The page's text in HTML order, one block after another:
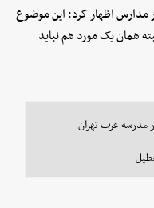
مدارس اظهار کرد: این موضوع
همان یک مورد هم نباید
مدرسه غرب تهران